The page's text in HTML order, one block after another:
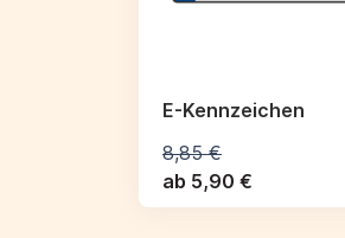
E-Kennzeichen
8,85 €
ab 5,90 €